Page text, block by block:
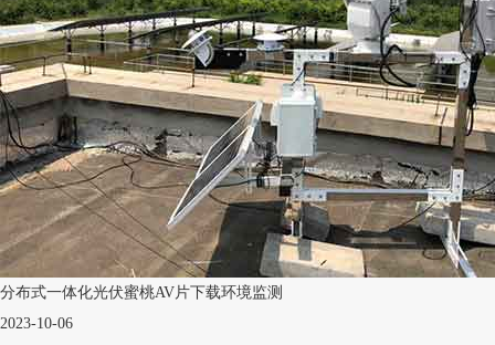
分布式一体化光伏蜜桃AV片下载环境监测
2023-10-06